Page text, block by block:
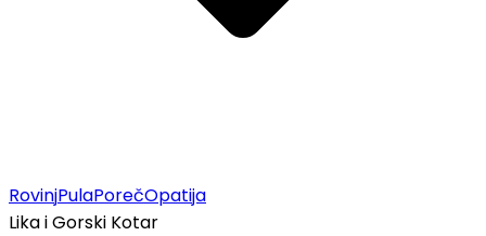
RovinjPulaPorečOpatija
Lika i Gorski Kotar